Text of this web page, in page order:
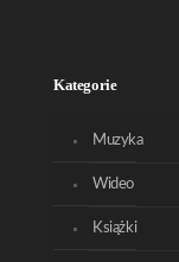
Kategorie
Muzyka
Wideo
Książki